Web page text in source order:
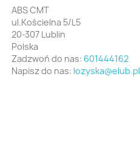
ABS CMT
ul.Kościelna 5/L5
20-307 Lublin
Polska
Zadzwoń do nas: 601444162
Napisz do nas: lozyska@elub.pl